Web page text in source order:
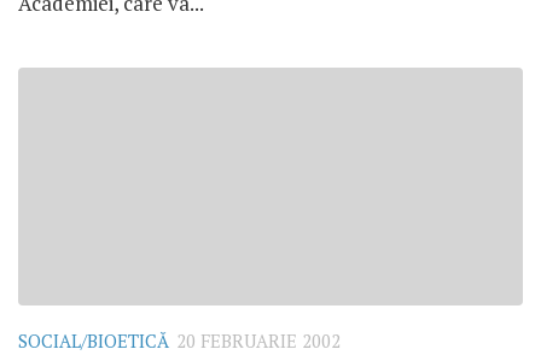
SOCIAL/BIOETICĂ 20 FEBRUARIE 2002